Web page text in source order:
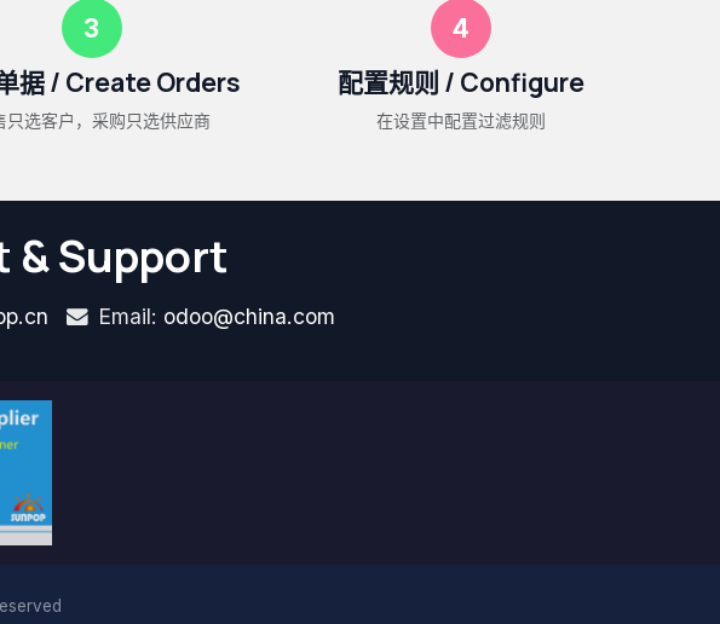
3
据 / Create Orders
只选客户，采购只选供应商
4
配置规则 / Configure
在设置中配置过滤规则
& Support
Email: odoo@china.com